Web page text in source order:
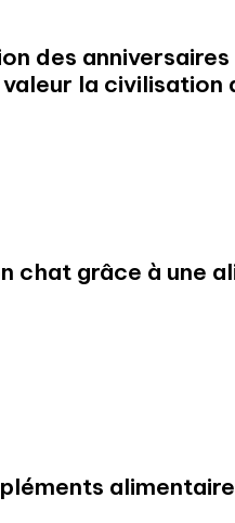
des
la civilisation
chat grâce à une